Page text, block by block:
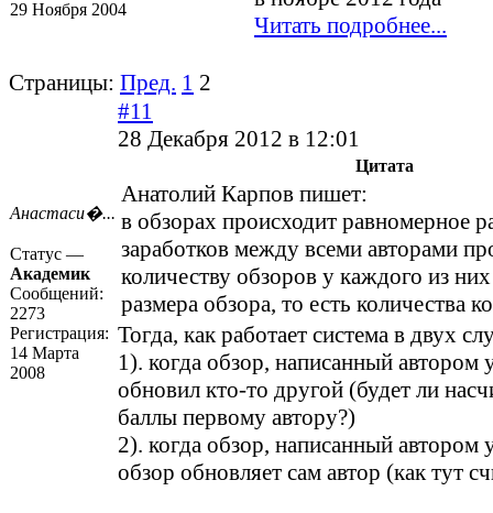
29 Ноября 2004
Читать подробнее...
Страницы: Пред. 1 2
Анастаси�...
Статус —
Академик
Сообщений:
2273
Регистрация:
14 Марта
2008
#11
28 Декабря 2012 в 12:01
Цитата
Анатолий Карпов пишет:
в обзорах происходит равномерное
заработков между всеми авторами
количеству обзоров у каждого из
размера обзора, то есть количества
Тогда, как работает система в двух
1). когда обзор, написанный автором
обновил кто-то другой (будет ли
баллы первому автору?)
2). когда обзор, написанный автором
обзор обновляет сам автор (как тут